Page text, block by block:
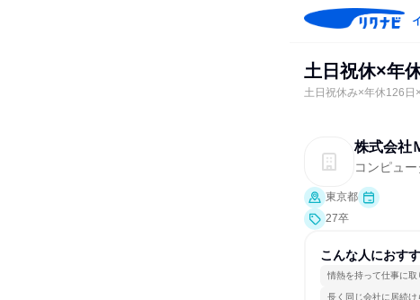
土日祝休×年
土日祝休み×年休126日
株式会社
コンピュ
東京都
27卒
こんな人におす
情熱を持って仕事に取
長く同じ会社に居続け